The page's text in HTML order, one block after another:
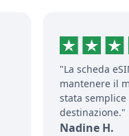
"La scheda
mantenere il
stata
destinazione."
Nadine H.